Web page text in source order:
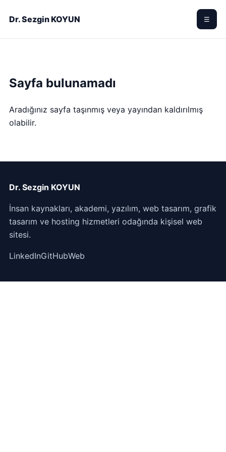
Dr. Sezgin KOYUN ☰
Sayfa bulunamadı
Aradığınız sayfa taşınmış veya yayından kaldırılmış
olabilir.
Dr. Sezgin KOYUN
İnsan kaynakları, akademi, yazılım, web tasarım, grafik
tasarım ve hosting hizmetleri odağında kişisel web
sitesi.
LinkedInGitHubWeb